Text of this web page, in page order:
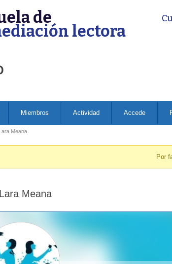
de
lectora
Miembros Actividad Accede
Meana
Por
Meana